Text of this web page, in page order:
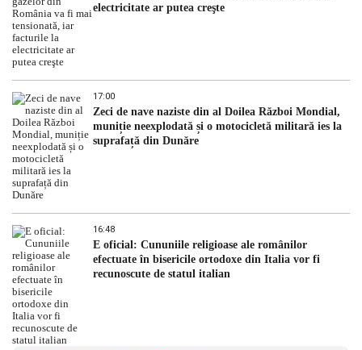
electricitate ar putea creşte
17:00
Zeci de nave naziste din al Doilea Război Mondial,
muniție neexplodată și o motocicletă militară ies la
suprafață din Dunăre
16:48
E oficial: Cununiile religioase ale românilor
efectuate în bisericile ortodoxe din Italia vor fi
recunoscute de statul italian